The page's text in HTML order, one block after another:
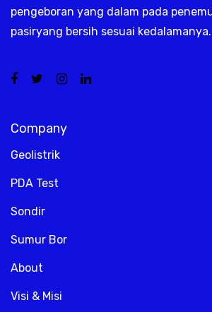
pengeboran yang dalam pada
pasiryang bersih sesuai kedalamanya.
Company
Geolistrik
PDA Test
Sondir
Sumur Bor
About
Visi & Misi